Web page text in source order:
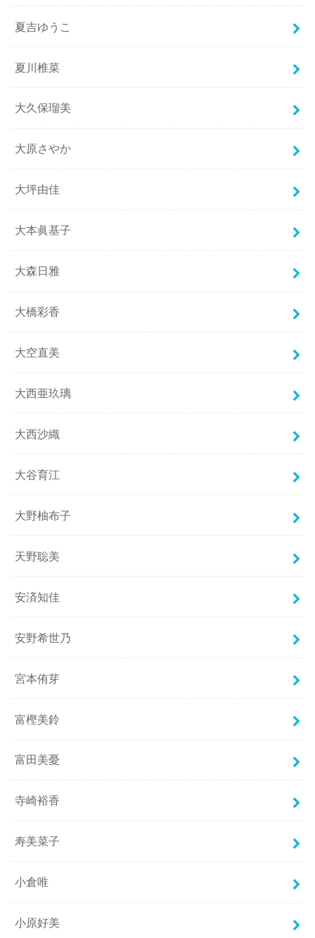
夏吉ゆうこ
夏川椎菜
大久保瑠美
大原さやか
大坪由佳
大本眞基子
大森日雅
大橋彩香
大空直美
大西亜玖璃
大西沙織
大谷育江
大野柚布子
天野聡美
安済知佳
安野希世乃
宮本侑芽
富樫美鈴
富田美憂
寺崎裕香
寿美菜子
小倉唯
小原好美